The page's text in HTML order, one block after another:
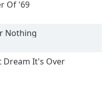
Of '69
Nothing
Dream It's Over